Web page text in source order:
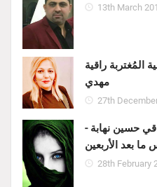
13th March
المُغتربة راقية
مهدي
27th
حسين نهابة -
28th February